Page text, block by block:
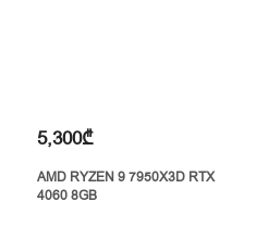
5,300₾
AMD RYZEN 9 7950X3D RTX
4060 8GB